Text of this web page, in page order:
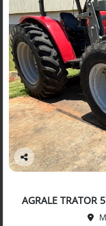
Co
arti
lhe
AGRALE TRATOR